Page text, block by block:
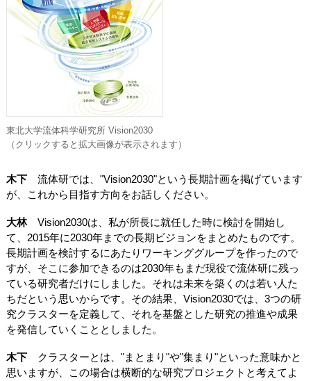
東北大学流体科学研究所 Vision2030
（クリックすると拡大画像が表示されます）
木下流体研では、"Vision2030"という長期計画を掲げています
が、これから目指す方向をお話しください。
大林Vision2030は、私が所長に就任した時に検討を開始し
て、2015年に2030年までの長期ビジョンをまとめたものです。
長期計画を検討するにあたりワーキンググループを作ったので
すが、そこに参加できるのは2030年もまだ現役で流体研に残っ
ている研究者だけにしました。それは未来を築くのは若い人た
ちだという思いからです。その結果、Vision2030では、3つの研
究クラスターを定義して、それを基盤とした研究の推進や成果
を発信していくこととしました。
木下クラスターとは、"まとまり"や"集まり"といった意味かと
思いますが、この場合は横断的な研究プロジェクトと考えてよ